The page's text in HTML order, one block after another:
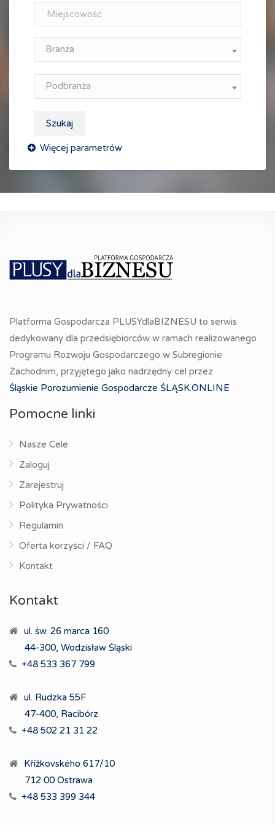
Branża
Podbranża
Szukaj
Platforma Gospodarcza PLUSYdlaBIZNESU to serwis
dedykowany dla przedsiębiorców w ramach realizowanego
Programu Rozwoju Gospodarczego w Subregionie
Zachodnim, przyjętego jako nadrzędny cel przez
Śląskie Porozumienie Gospodarcze ŚLĄSK.ONLINE
Pomocne linki
Nasze Cele
Zaloguj
Zarejestruj
Polityka Prywatności
Regulamin
Oferta korzyści / FAQ
Kontakt
Kontakt
ul. św. 26 marca 160
44-300, Wodzisław Śląski
+48 533 367 799
ul. Rudzka 55F
47-400, Racibórz
+48 502 21 31 22
Křížkovského 617/10
712 00 Ostrawa
+48 533 399 344